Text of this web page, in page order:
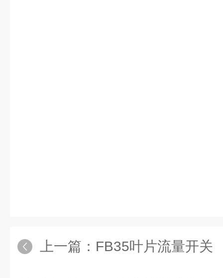
上一篇： FB35叶片流量开关